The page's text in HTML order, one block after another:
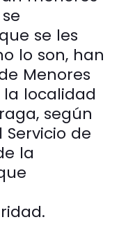
se les
lo son, han
Menores
localidad
según
de
la